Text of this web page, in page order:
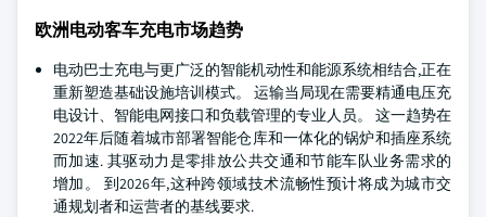
欧洲电动客车充电市场趋势
电动巴士充电与更广泛的智能机动性和能源系统相结合,正在
重新塑造基础设施培训模式。 运输当局现在需要精通电压充
电设计、智能电网接口和负载管理的专业人员。 这一趋势在
2022年后随着城市部署智能仓库和一体化的锅炉和插座系统
而加速. 其驱动力是零排放公共交通和节能车队业务需求的
增加。 到2026年,这种跨领域技术流畅性预计将成为城市交
通规划者和运营者的基线要求.